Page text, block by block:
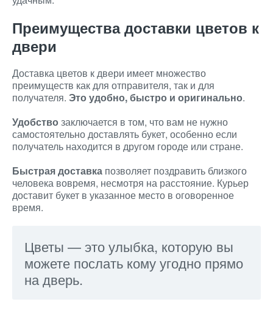
Преимущества доставки цветов к
двери
Доставка цветов к двери имеет множество
преимуществ как для отправителя, так и для
получателя. Это удобно, быстро и оригинально.
Удобство заключается в том, что вам не нужно
самостоятельно доставлять букет, особенно если
получатель находится в другом городе или стране.
Быстрая доставка позволяет поздравить близкого
человека вовремя, несмотря на расстояние. Курьер
доставит букет в указанное место в оговоренное
время.
Цветы — это улыбка, которую вы
можете послать кому угодно прямо
на дверь.